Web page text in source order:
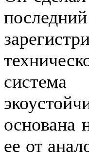
основана
ее от